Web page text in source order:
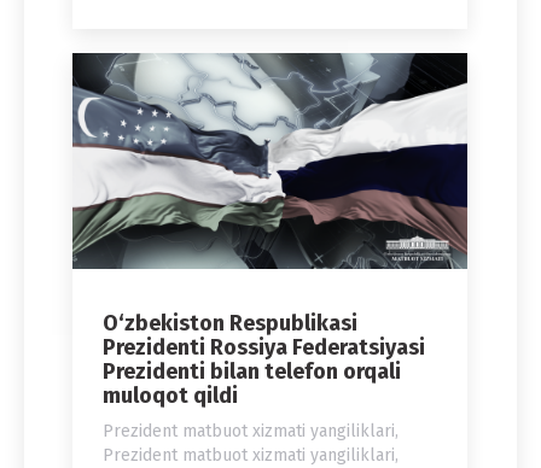
O‘zbekiston Respublikasi
Prezidenti Rossiya Federatsiyasi
Prezidenti bilan telefon orqali
muloqot qildi
Prezident matbuot xizmati yangiliklari,
Prezident matbuot xizmati yangiliklari,